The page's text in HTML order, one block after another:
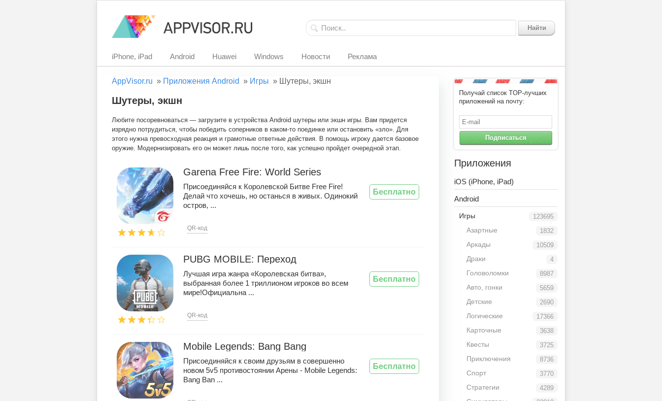
Найти
iPhone, iPad Android Huawei Windows Новости Реклама
AppVisor.ru » Приложения Android » Игры » Шутеры, экшн
Шутеры, экшн
Любите посоревноваться — загрузите в устройства Android шутеры или экшн игры. Вам придется
изрядно потрудиться, чтобы победить соперников в каком-то поединке или остановить «зло». Для
этого нужна превосходная реакция и грамотные ответные действия. В помощь игроку дается базовое
оружие. Модернизировать его он может лишь после того, как успешно пройдет очередной этап.
Garena Free Fire: World Series
Присоединяйся к Королевской Битве Free Fire!
Делай что хочешь, но останься в живых. Одинокий
остров, ...
QR-код
Бесплатно
PUBG MOBILE: Переход
Лучшая игра жанра «Королевская битва»,
выбранная более 1 триллионом игроков во всем
мире!Официальна ...
QR-код
Бесплатно
Mobile Legends: Bang Bang
Присоединяйся к своим друзьям в совершенно
новом 5v5 противостоянии Арены - Mobile Legends:
Bang Ban ...
Бесплатно
Получай список TOP-лучших
приложений на почту:
Подписаться
Приложения
iOS (iPhone, iPad)
Android
123695
Игры
1832
Азартные
10509
Аркады
4
Драки
8987
Головоломки
5659
Авто, гонки
2690
Детские
17366
Логические
3638
Карточные
3725
Квесты
8736
Приключения
3770
Спорт
4289
Стратегии